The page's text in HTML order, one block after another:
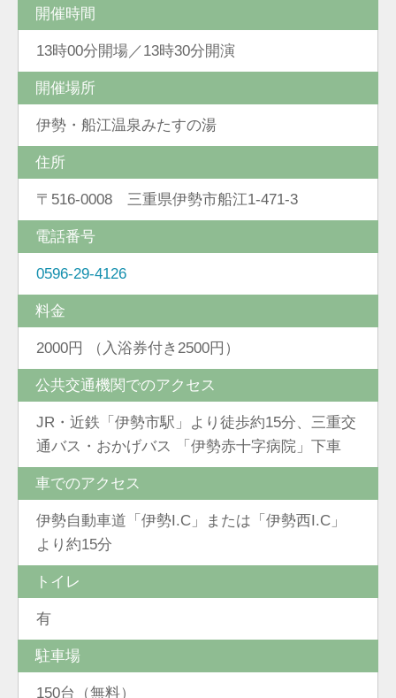
開催時間
13時00分開場／13時30分開演
開催場所
伊勢・船江温泉みたすの湯
住所
〒516-0008 三重県伊勢市船江1-471-3
電話番号
0596-29-4126
料金
2000円 （入浴券付き2500円）
公共交通機関でのアクセス
JR・近鉄「伊勢市駅」より徒歩約15分、三重交
通バス・おかげバス 「伊勢赤十字病院」下車
車でのアクセス
伊勢自動車道「伊勢I.C」または「伊勢西I.C」
より約15分
トイレ
有
駐車場
150台（無料）